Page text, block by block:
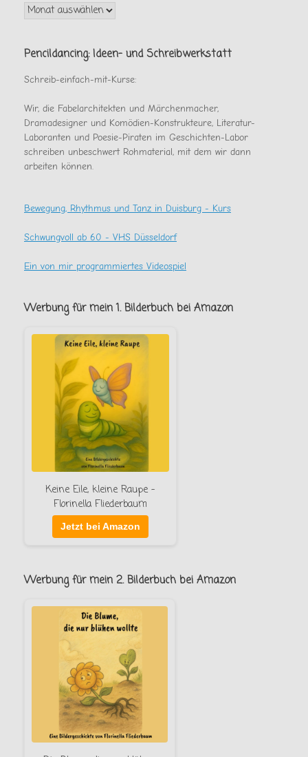
Was
es
noch
Pencildancing: Ideen- und Schreibwerkstatt
Schreib-einfach-mit-Kurse:
Wir, die Fabelarchitekten und Märchenmacher,
Dramadesigner und Komödien-Konstrukteure, Literatur-
Laboranten und Poesie-Piraten im Geschichten-Labor
schreiben unbeschwert Rohmaterial, mit dem wir dann
arbeiten können.
Bewegung, Rhythmus und Tanz in Duisburg - Kurs
Schwungvoll ab 60 - VHS Düsseldorf
Ein von mir programmiertes Videospiel
Werbung für mein 1. Bilderbuch bei Amazon
Keine Eile, kleine Raupe –
Florinella Fliederbaum
Jetzt bei Amazon
Werbung für mein 2. Bilderbuch bei Amazon